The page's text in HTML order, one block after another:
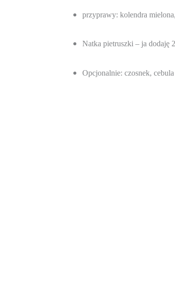
przyprawy: kolendra
Natka pietruszki – ja dodaję
Opcjonalnie: czosnek, cebula